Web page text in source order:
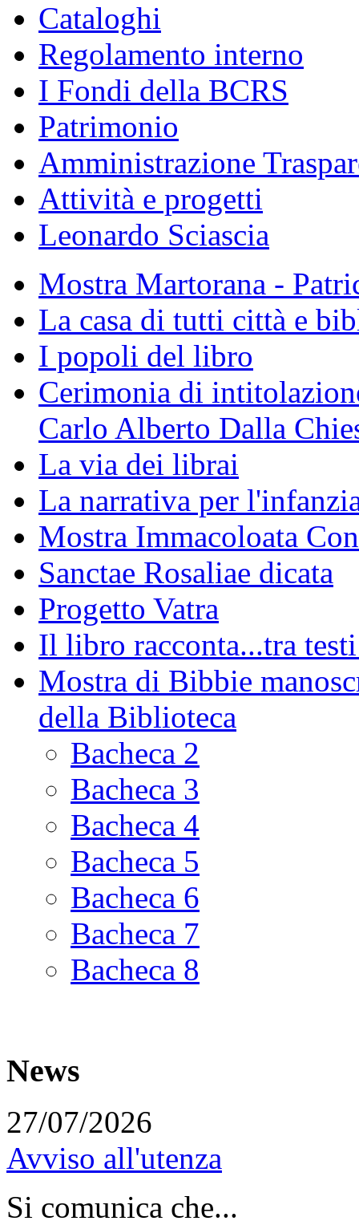
Cataloghi
Regolamento interno
I Fondi della BCRS
Patrimonio
Amministrazione
Attività e progetti
Leonardo Sciascia
Mostra Martorana -
La casa di tutti città e
I popoli del libro
Cerimonia di
Carlo Alberto Dalla
La via dei librai
La narrativa per
Mostra Immacoloata
Sanctae Rosaliae dicata
Progetto Vatra
Il libro racconta...tra
Mostra di Bibbie
della Biblioteca
Bacheca 2
Bacheca 3
Bacheca 4
Bacheca 5
Bacheca 6
Bacheca 7
Bacheca 8
News
27/07/2026
Avviso all'utenza
Si comunica che...